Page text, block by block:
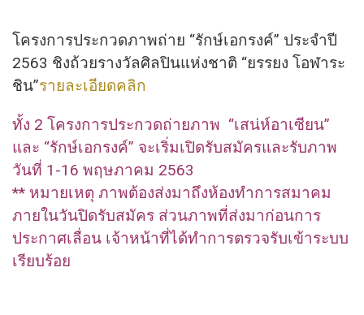
โครงการประกวดภาพถ่าย “รักษ์เอกรงค์” ประจําปี
2563 ชิงถ้วยรางวัลศิลปินแห่งชาติ “ยรรยง โอฬาระ
ชิน”รายละเอียดคลิก
ทั้ง 2 โครงการประกวดถ่ายภาพ “เสน่ห์อาเซียน”
และ “รักษ์เอกรงค์” จะเริ่มเปิดรับสมัครและรับภาพ
วันที่ 1-16 พฤษภาคม 2563
** หมายเหตุ ภาพต้องส่งมาถึงห้องทำการสมาคม
ภายในวันปิดรับสมัคร ส่วนภาพที่ส่งมาก่อนการ
ประกาศเลื่อน เจ้าหน้าที่ได้ทำการตรวจรับเข้าระบบ
เรียบร้อย